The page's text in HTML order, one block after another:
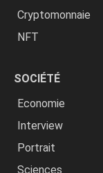
Cryptomonnaie
NFT
SOCIÉTÉ
Economie
Interview
Portrait
Sciences